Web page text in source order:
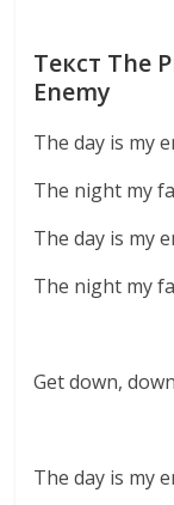
Текст The
Enemy
The day is my
The night my
The day is my
The night my
Get down,
The day is my